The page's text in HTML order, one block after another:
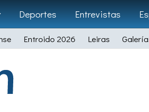
Deportes Entrevistas
Entroido 2026 Leiras